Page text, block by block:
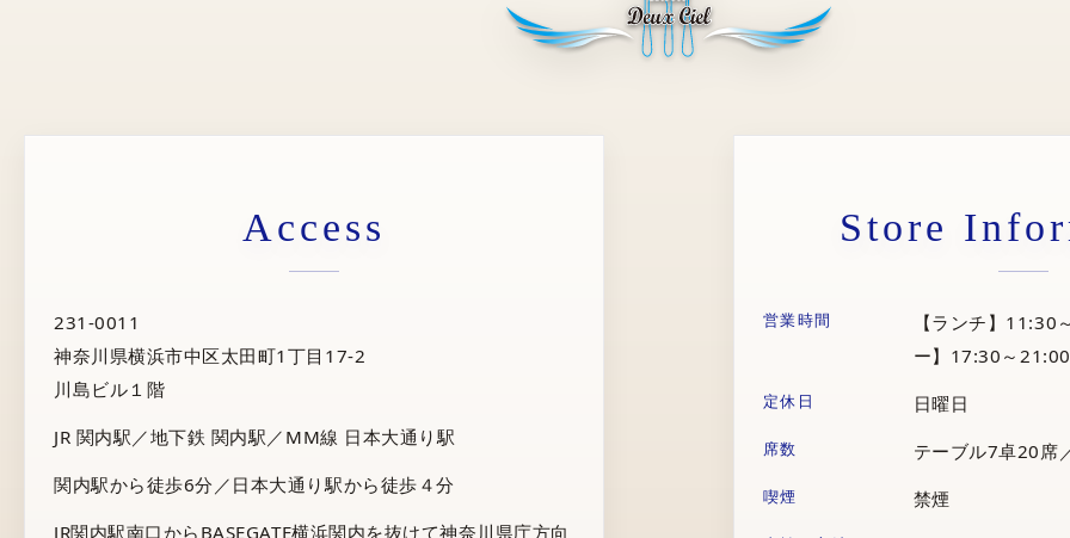
Access
231-0011
神奈川県横浜市中区太田町1丁目17-2
川島ビル１階
JR 関内駅／地下鉄 関内駅／MM線 日本大通り駅
関内駅から徒歩6分／日本大通り駅から徒歩４分
JR関内駅南口からBASEGATE横浜関内を抜けて神奈川県庁方向
Store
営業時間
【ランチ】11:30
ー】17:30～
定休日 日曜日
席数 テーブル7卓20席
喫煙 禁煙